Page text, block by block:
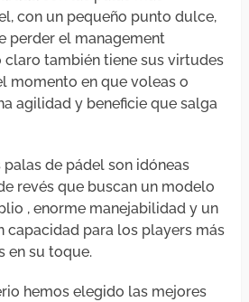
con un pequeño punto dulce,
perder el management
claro también tiene sus virtudes
momento en que voleas o
agilidad y beneficie que salga
de pádel son idóneas
revés que buscan un modelo
, enorme manejabilidad y un
capacidad para los players más
en su toque.
hemos elegido las mejores